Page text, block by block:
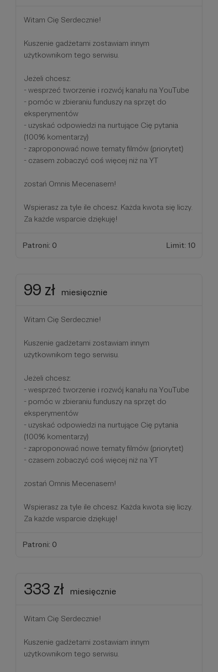
Witam Cię Serdecznie!
Kuszenie gadżetami zostawiam innym
użytkownikom tego serwisu.
Jeżeli chcesz:
- wesprzeć tworzenie i rozwój kanału na YouTube
- pomóc w zbieraniu funduszy na sprzęt do
eksperymentów
- uzyskać odpowiedzi na nurtujące Cię pytania
(100% komentarzy)
- zaproponować nowe tematy filmów (priorytet)
- czasem zobaczyć coś więcej niż na YT
zostań Omnis Mecenasem!
Wspierasz za tyle ile chcesz. Każda kwota się liczy.
Za każde wsparcie dziękuję!
Patroni: 0 Limit: 10
99 zł miesięcznie
Witam Cię Serdecznie!
Kuszenie gadżetami zostawiam innym
użytkownikom tego serwisu.
Jeżeli chcesz:
- wesprzeć tworzenie i rozwój kanału na YouTube
- pomóc w zbieraniu funduszy na sprzęt do
eksperymentów
- uzyskać odpowiedzi na nurtujące Cię pytania
(100% komentarzy)
- zaproponować nowe tematy filmów (priorytet)
- czasem zobaczyć coś więcej niż na YT
zostań Omnis Mecenasem!
Wspierasz za tyle ile chcesz. Każda kwota się liczy.
Za każde wsparcie dziękuję!
Patroni: 0
333 zł miesięcznie
Witam Cię Serdecznie!
Kuszenie gadżetami zostawiam innym
użytkownikom tego serwisu.